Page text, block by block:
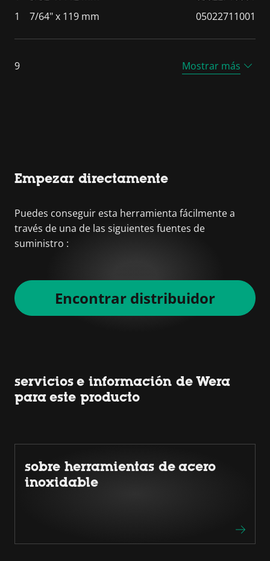
1
7/64" x 119 mm 05022711001
9 Mostrar más
Empezar directamente
Puedes conseguir esta herramienta fácilmente a
través de una de las siguientes fuentes de
suministro :
Encontrar distribuidor
servicios e información de Wera
para este producto
sobre herramientas de acero
inoxidable